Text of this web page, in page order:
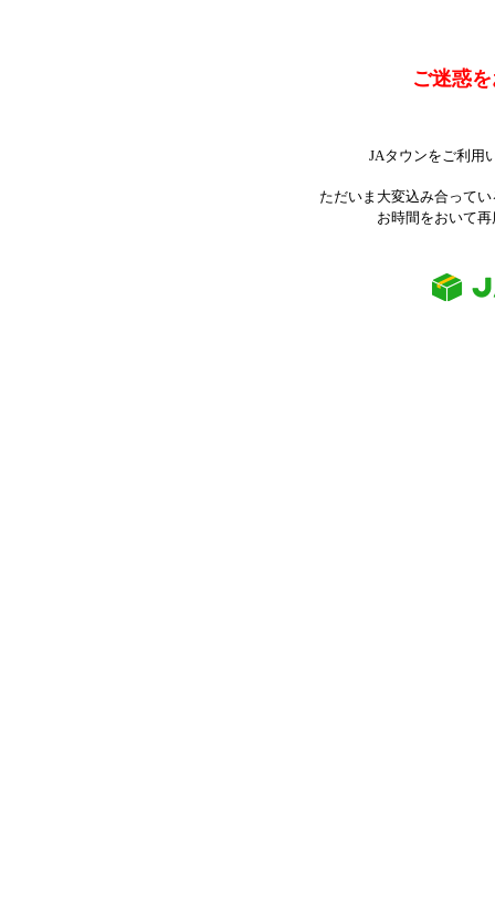
ご迷惑
JAタウンをご利用
ただいま大変込み合って
お時間をおいて